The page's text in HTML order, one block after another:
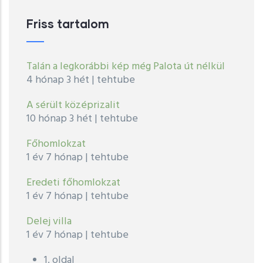
Friss tartalom
Talán a legkorábbi kép még Palota út nélkül
4 hónap 3 hét | tehtube
A sérült középrizalit
10 hónap 3 hét | tehtube
Főhomlokzat
1 év 7 hónap | tehtube
Eredeti főhomlokzat
1 év 7 hónap | tehtube
Delej villa
1 év 7 hónap | tehtube